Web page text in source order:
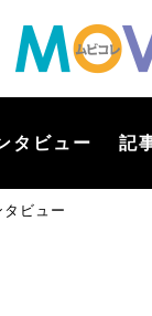
タビュー 記
タビュー